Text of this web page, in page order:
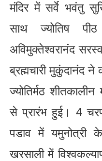
मंदिर में सर्वे भवंतु
साथ ज्योतिष
अविमुक्तेश्वरानंद
ब्रह्मचारी मुकुंदानंद ने
ज्योतिर्मठ
से प्रारंभ हुई। 4
पडाव में यमुनोत्री
खरसाली में